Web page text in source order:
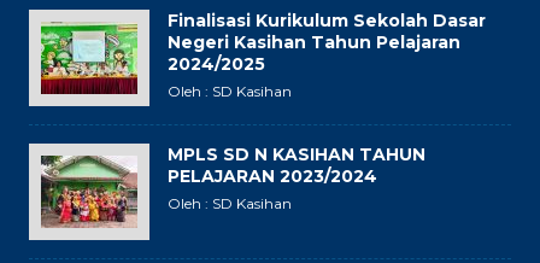
Finalisasi Kurikulum Sekolah Dasar
Negeri Kasihan Tahun Pelajaran
2024/2025
Oleh : SD Kasihan
MPLS SD N KASIHAN TAHUN
PELAJARAN 2023/2024
Oleh : SD Kasihan